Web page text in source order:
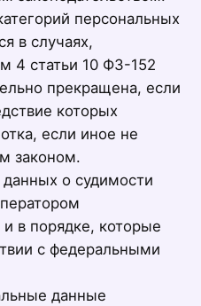
персональных
в случаях,
4 статьи 10 ФЗ-152
прекращена, если
которых
если иное не
законом.
о судимости
в порядке, которые
с федеральными
данные